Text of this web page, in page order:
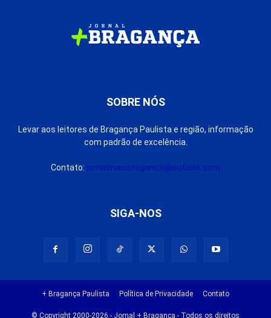
SOBRE NÓS
Levar aos leitores de Bragança Paulista e região, informação
com padrão de excelência.
Contato: jornalmaisbraganca@outlook.com
SIGA-NOS
+ Bragança Paulista Política de Privacidade Contato
© Copyright 2000-2026 - Jornal + Bragança - Todos os direitos